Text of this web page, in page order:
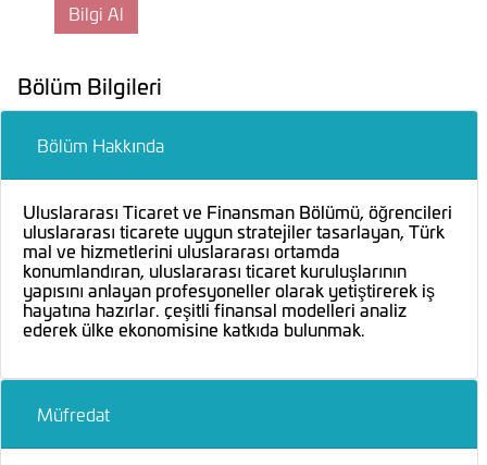
Bölüm Bilgileri
Bölüm Hakkında
Uluslararası Ticaret ve Finansman Bölümü, öğrencileri
uluslararası ticarete uygun stratejiler tasarlayan, Türk
mal ve hizmetlerini uluslararası ortamda
konumlandıran, uluslararası ticaret kuruluşlarının
yapısını anlayan profesyoneller olarak yetiştirerek iş
hayatına hazırlar. çeşitli finansal modelleri analiz
ederek ülke ekonomisine katkıda bulunmak.
Müfredat